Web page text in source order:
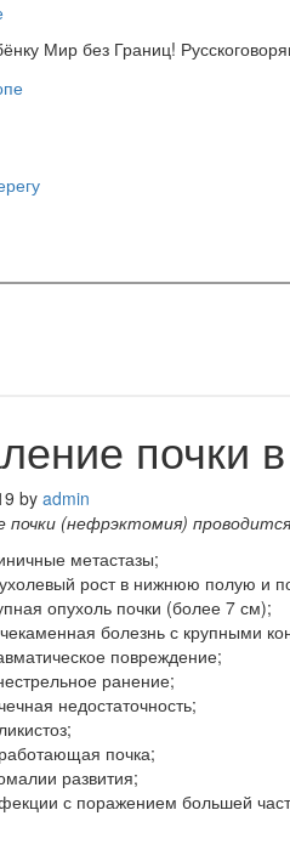
Мир без Границ!
почки
by admin
почки (нефрэктомия)
метастазы;
рост в нижнюю полую и
опухоль почки (более 7 см);
болезнь с крупными
повреждение;
ранение;
недостаточность;
почка;
развития;
с поражением большей